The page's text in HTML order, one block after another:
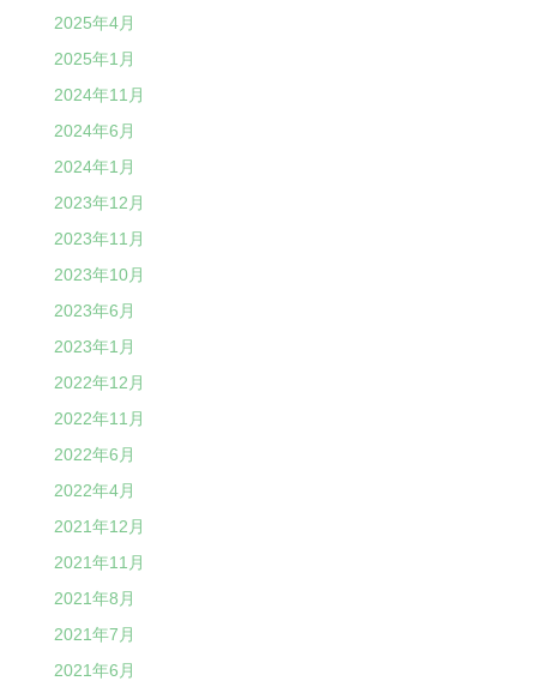
2025年4月
2025年1月
2024年11月
2024年6月
2024年1月
2023年12月
2023年11月
2023年10月
2023年6月
2023年1月
2022年12月
2022年11月
2022年6月
2022年4月
2021年12月
2021年11月
2021年8月
2021年7月
2021年6月